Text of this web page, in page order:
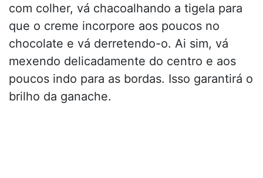
com colher, vá chacoalhando a tigela para
que o creme incorpore aos poucos no
chocolate e vá derretendo-o. Ai sim, vá
mexendo delicadamente do centro e aos
poucos indo para as bordas. Isso garantirá o
brilho da ganache.